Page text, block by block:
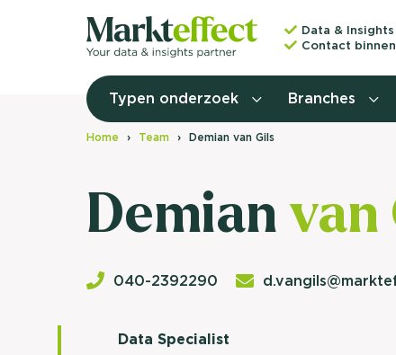
Data &
Contact
Typen onderzoek Branches
Home Team Demian van Gils
Demianvan
040-2392290
Data Specialist